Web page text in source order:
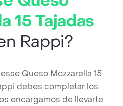
15 Tajadas
Rappi?
Queso Mozzarella 15
debes completar los
encargamos de llevarte